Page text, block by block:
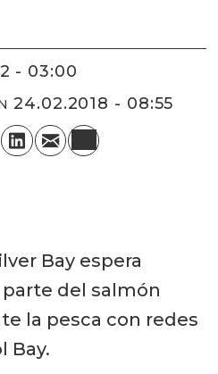
- 03:00
24.02.2018 - 08:55
Bay espera
del salmón
la pesca con redes
Bay.